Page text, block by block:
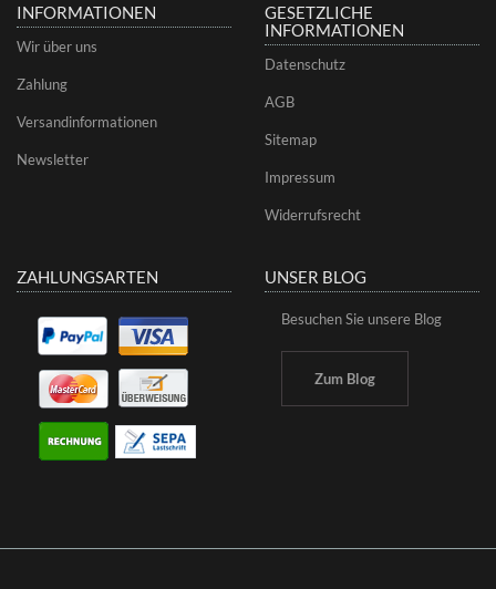
INFORMATIONEN
Wir über uns
Zahlung
Versandinformationen
Newsletter
GESETZLICHE
INFORMATIONEN
Datenschutz
AGB
Sitemap
Impressum
Widerrufsrecht
ZAHLUNGSARTEN UNSER BLOG
Besuchen Sie unsere Blog
Zum Blog